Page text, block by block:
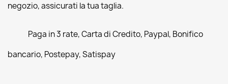
negozio, assicurati la tua taglia.
Paga in 3 rate, Carta di Credito, Paypal, Bonifico
bancario, Postepay, Satispay